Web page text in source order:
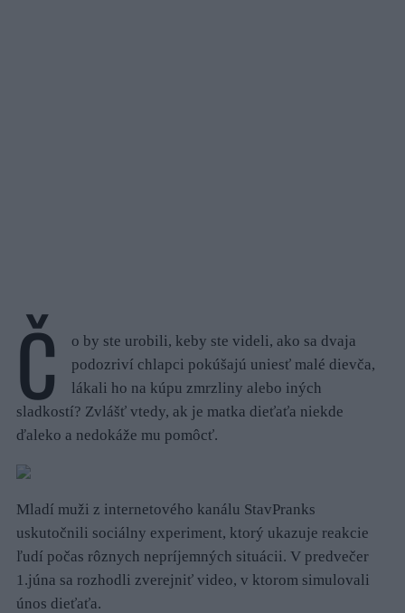
Č
o by ste urobili, keby ste videli, ako sa dvaja
podozriví chlapci pokúšajú uniesť malé dievča,
lákali ho na kúpu zmrzliny alebo iných
sladkostí? Zvlášť vtedy, ak je matka dieťaťa niekde
ďaleko a nedokáže mu pomôcť.
Mladí muži z internetového kanálu StavPranks
uskutočnili sociálny experiment, ktorý ukazuje reakcie
ľudí počas rôznych nepríjemných situácii. V predvečer
1.júna sa rozhodli zverejniť video, v ktorom simulovali
únos dieťaťa.